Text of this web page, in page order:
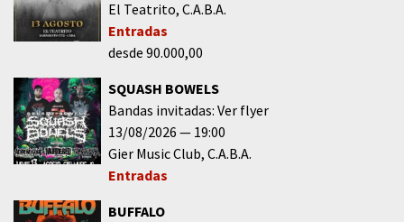
El Teatrito C.A.B.A.
Entradas
desde 90.000,00
SQUASH BOWELS
Bandas invitadas: Ver flyer
13/08/2026
19:00
Gier Music Club C.A.B.A.
Entradas
BUFFALO